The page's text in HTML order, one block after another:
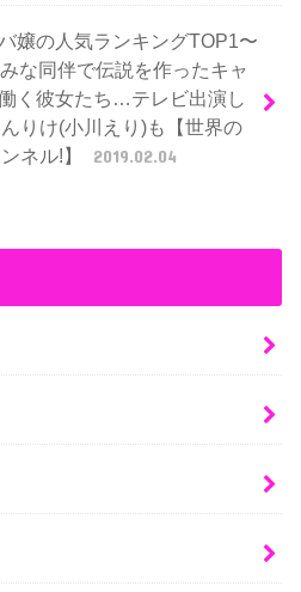
嬢の人気ランキングTOP1〜
な同伴で伝説を作ったキャ
く彼女たち…テレビ出演し
りけ(小川えり)も【世界の
ネル!】
2019.02.04